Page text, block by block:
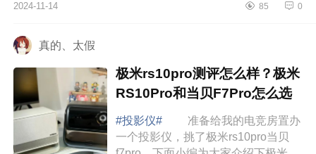
就来不及了。下面小编为大家介绍下
2024-11-14 85 0
真的、太假
极米rs10pro测评怎么样？极米
RS10Pro和当贝F7Pro怎么选
#投影仪#
准备给我的电竞房置办
一个投影仪，挑了极米rs10pro当贝